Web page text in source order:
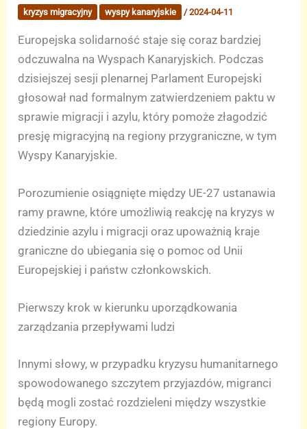
kryzys migracyjny wyspy kanaryjskie /2024-04-11
Europejska solidarność staje się coraz bardziej
odczuwalna na Wyspach Kanaryjskich. Podczas
dzisiejszej sesji plenarnej Parlament Europejski
głosował nad formalnym zatwierdzeniem paktu w
sprawie migracji i azylu, który pomoże złagodzić
presję migracyjną na regiony przygraniczne, w tym
Wyspy Kanaryjskie.
Porozumienie osiągnięte między UE-27 ustanawia
ramy prawne, które umożliwią reakcję na kryzys w
dziedzinie azylu i migracji oraz upoważnią kraje
graniczne do ubiegania się o pomoc od Unii
Europejskiej i państw członkowskich.
Pierwszy krok w kierunku uporządkowania
zarządzania przepływami ludzi
Innymi słowy, w przypadku kryzysu humanitarnego
spowodowanego szczytem przyjazdów, migranci
będą mogli zostać rozdzieleni między wszystkie
regiony Europy.